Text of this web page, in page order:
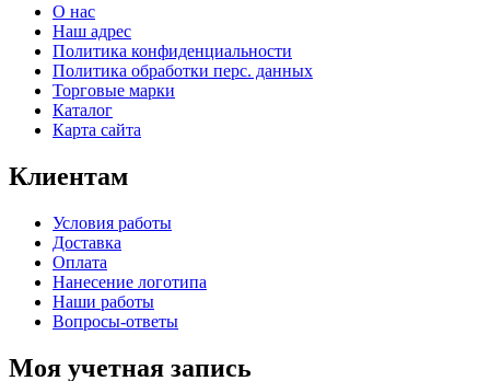
О нас
Наш адрес
Политика конфиденциальности
Политика обработки перс. данных
Торговые марки
Каталог
Карта сайта
Клиентам
Условия работы
Доставка
Оплата
Нанесение логотипа
Наши работы
Вопросы-ответы
Моя учетная запись